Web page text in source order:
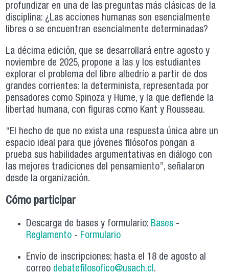
profundizar en una de las preguntas más clásicas de la
disciplina: ¿Las acciones humanas son esencialmente
libres o se encuentran esencialmente determinadas?
La décima edición, que se desarrollará entre agosto y
noviembre de 2025, propone a las y los estudiantes
explorar el problema del libre albedrío a partir de dos
grandes corrientes: la determinista, representada por
pensadores como Spinoza y Hume, y la que defiende la
libertad humana, con figuras como Kant y Rousseau.
“El hecho de que no exista una respuesta única abre un
espacio ideal para que jóvenes filósofos pongan a
prueba sus habilidades argumentativas en diálogo con
las mejores tradiciones del pensamiento”, señalaron
desde la organización.
Cómo participar
Descarga de bases y formulario: Bases -
Reglamento - Formulario
Envío de inscripciones: hasta el 18 de agosto al
correo debatefilosofico@usach.cl .